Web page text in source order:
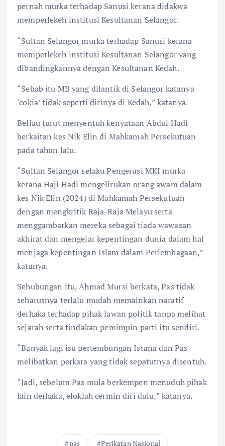
pernah murka terhadap Sanusi kerana didakwa
memperlekeh institusi Kesultanan Selangor.
“Sultan Selangor murka terhadap Sanusi kerana
memperlekeh institusi Kesultanan Selangor yang
dibandingkannya dengan Kesultanan Kedah.
“Sebab itu MB yang dilantik di Selangor katanya
‘cokia’ tidak seperti dirinya di Kedah,” katanya.
Beliau turut menyentuh kenyataan Abdul Hadi
berkaitan kes Nik Elin di Mahkamah Persekutuan
pada tahun lalu.
“Sultan Selangor selaku Pengerusi MKI murka
kerana Haji Hadi mengelirukan orang awam dalam
kes Nik Elin (2024) di Mahkamah Persekutuan
dengan mengkritik Raja-Raja Melayu serta
menggambarkan mereka sebagai tiada wawasan
akhirat dan mengejar kepentingan dunia dalam hal
menjaga kepentingan Islam dalam Perlembagaan,”
katanya.
Sehubungan itu, Ahmad Mursi berkata, Pas tidak
seharusnya terlalu mudah memainkan naratif
derhaka terhadap pihak lawan politik tanpa melihat
sejarah serta tindakan pemimpin parti itu sendiri.
“Banyak lagi isu pertembungan Istana dan Pas
melibatkan perkara yang tidak sepatutnya disentuh.
“Jadi, sebelum Pas mula berkempen menuduh pihak
lain derhaka, eloklah cermin diri dulu,” katanya.
pas Perikatan Nasional